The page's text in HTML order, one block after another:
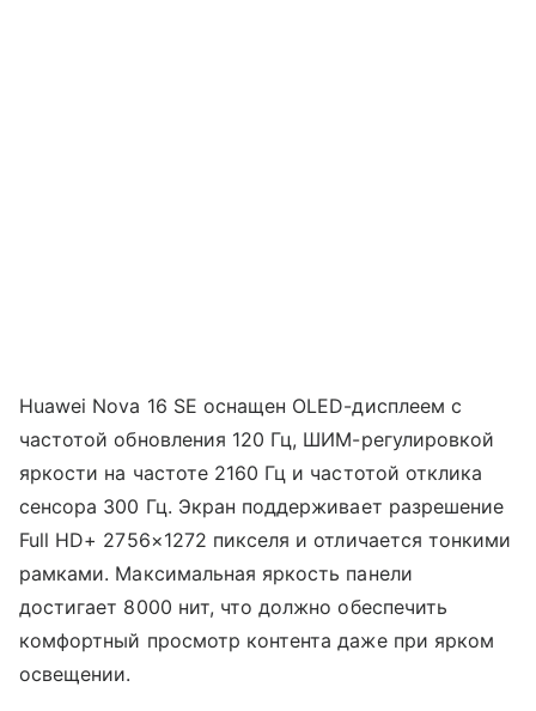
Huawei Nova 16 SE оснащен OLED-дисплеем с
частотой обновления 120 Гц, ШИМ-регулировкой
яркости на частоте 2160 Гц и частотой отклика
сенсора 300 Гц. Экран поддерживает разрешение
Full HD+ 2756×1272 пикселя и отличается тонкими
рамками. Максимальная яркость панели
достигает 8000 нит, что должно обеспечить
комфортный просмотр контента даже при ярком
освещении.